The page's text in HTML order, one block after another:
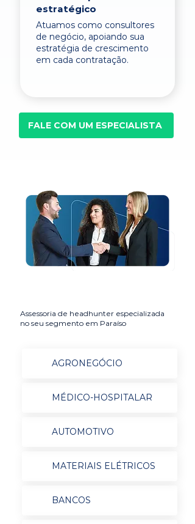
estratégico
Atuamos como consultores
de negócio, apoiando sua
estratégia de crescimento
em cada contratação.
FALE COM UM ESPECIALISTA
Assessoria de headhunter especializada
no seu segmento em Paraíso
AGRONEGÓCIO
MÉDICO-HOSPITALAR
AUTOMOTIVO
MATERIAIS ELÉTRICOS
BANCOS